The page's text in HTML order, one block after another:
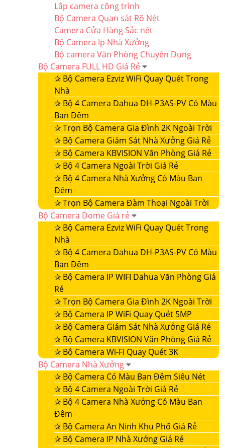
Lắp camera công trình
Bộ Camera Quan sát Rõ Nét
Camera Cửa Hàng Sắc nét
Bộ Camera Ip Nhà Xưởng
Bộ camera Văn Phòng Chuyên Dụng
Bộ Camera FULL HD Giá Rẻ
✰ Bộ Camera Ezviz WiFi Quay Quét Trong
Nhà
✰ Bộ 4 Camera Dahua DH-P3AS-PV Có Màu
Ban Đêm
✰Trọn Bộ Camera Gia Đình 2K Ngoài Trời
✰ Bộ Camera Giám Sát Nhà Xưởng Giá Rẻ
✰ Bộ Camera KBVISION Văn Phòng Giá Rẻ
✰ Bộ 4 Camera Ngoài Trời Giá Rẻ
✰ Bộ 4 Camera Nhà Xưởng Có Màu Ban
Đêm
✰Trọn Bộ Camera Đàm Thoại Ngoài Trời
Bộ Camera Dome Giá rẻ
✰ Bộ Camera Ezviz WiFi Quay Quét Trong
Nhà
✰ Bộ 4 Camera Dahua DH-P3AS-PV Có Màu
Ban Đêm
✰ Bộ Camera IP WIFI Dahua Văn Phòng Giá
Rẻ
✰Trọn Bộ Camera Gia Đình 2K Ngoài Trời
✰ Bộ Camera IP WiFi Quay Quét 5MP
✰ Bộ Camera Giám Sát Nhà Xưởng Giá Rẻ
✰ Bộ Camera KBVISION Văn Phòng Giá Rẻ
✰ Bộ Camera Wi-Fi Quay Quét 3K
Bộ Camera Nhà Xưởng
✰ Bộ Camera Có Màu Ban Đêm Siêu Nét
✰ Bộ 4 Camera Ngoài Trời Giá Rẻ
✰ Bộ 4 Camera Nhà Xưởng Có Màu Ban
Đêm
✰ Bộ Camera An Ninh Khu Phố Giá Rẻ
✰ Bộ Camera IP Nhà Xưởng Giá Rẻ